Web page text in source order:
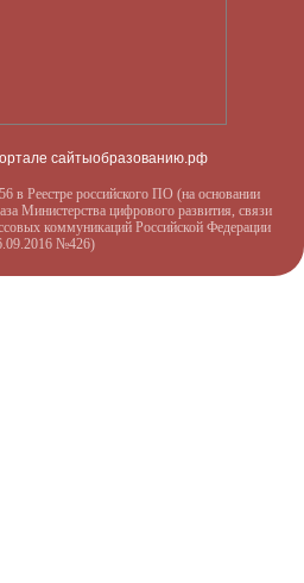
сайтыобразованию.рф
в Реестре российского ПО (на основании
Министерства цифрового развития, связи
коммуникаций Российской Федерации
№426)